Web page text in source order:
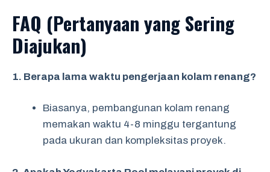
FAQ (Pertanyaan yang Sering
Diajukan)
1. Berapa lama waktu pengerjaan kolam renang?
Biasanya, pembangunan kolam renang
memakan waktu 4-8 minggu tergantung
pada ukuran dan kompleksitas proyek.